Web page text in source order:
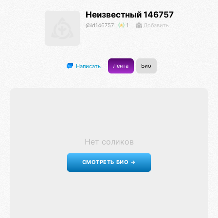
Неизвестный 146757
@id146757 1 Добавить
Написать Лента Био
Нет соликов
СМОТРЕТЬ БИО →